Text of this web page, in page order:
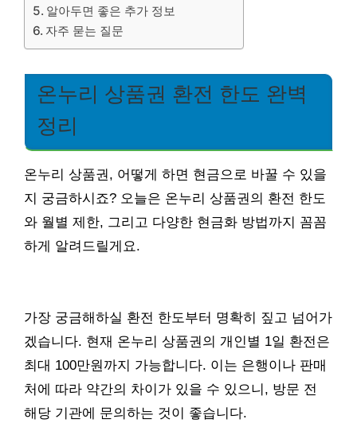
알아두면 좋은 추가 정보
자주 묻는 질문
온누리 상품권 환전 한도 완벽
정리
온누리 상품권, 어떻게 하면 현금으로 바꿀 수 있을
지 궁금하시죠? 오늘은 온누리 상품권의 환전 한도
와 월별 제한, 그리고 다양한 현금화 방법까지 꼼꼼
하게 알려드릴게요.
가장 궁금해하실 환전 한도부터 명확히 짚고 넘어가
겠습니다. 현재 온누리 상품권의 개인별 1일 환전은
최대 100만원까지 가능합니다. 이는 은행이나 판매
처에 따라 약간의 차이가 있을 수 있으니, 방문 전
해당 기관에 문의하는 것이 좋습니다.